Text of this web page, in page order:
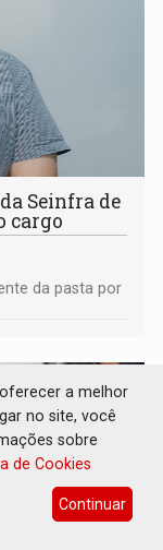
Seinfra de
cargo
da pasta por
a melhor
no site, você
sobre
de Cookies
Continuar